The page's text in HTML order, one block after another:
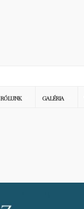
RÓLUNK GALÉRIA